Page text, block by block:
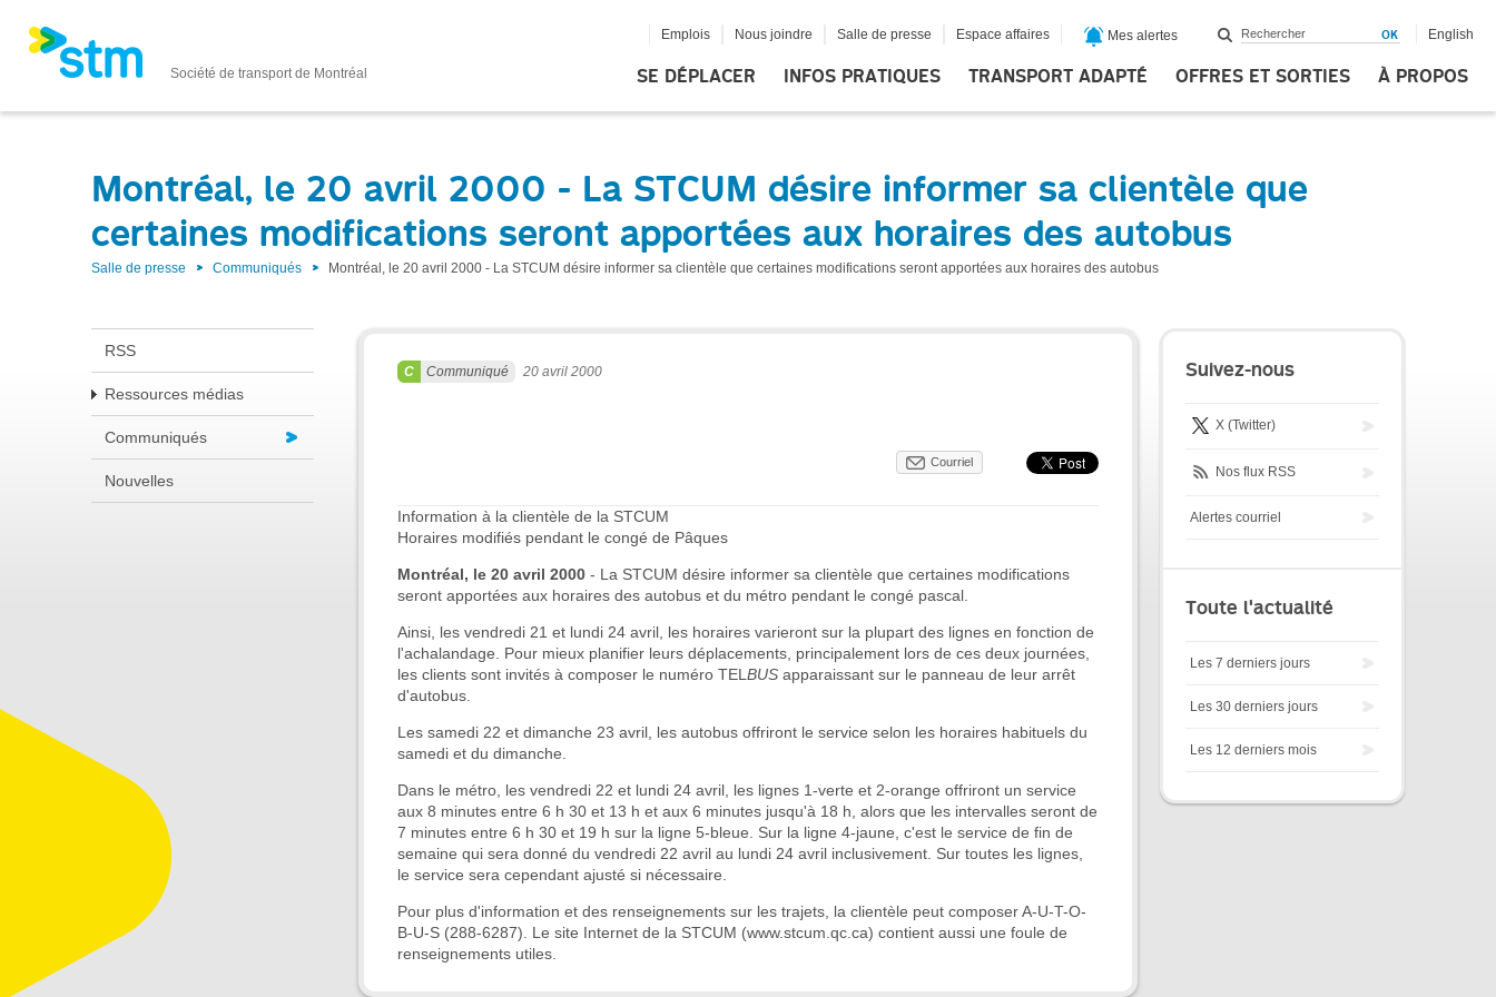
Société de transport de Montréal SE DÉPLACER INFOS PRATIQUES TRANSPORT ADAPTÉ OFFRES ET SORTIES À PROPOS
Emplois Nous joindre Salle de presse Espace affaires Mes alertes English
Montréal, le 20 avril 2000 - La STCUM désire informer sa clientèle que
certaines modifications seront apportées aux horaires des autobus
Salle de presse Communiqués Montréal, le 20 avril 2000 - La STCUM désire informer sa clientèle que certaines modifications seront apportées aux horaires des autobus
RSS
Ressources médias
Communiqués
Nouvelles
Communiqué 20 avril 2000
Courriel
Information à la clientèle de la STCUM
Horaires modifiés pendant le congé de Pâques
Montréal, le 20 avril 2000 - La STCUM désire informer sa clientèle que certaines modifications
seront apportées aux horaires des autobus et du métro pendant le congé pascal.
Ainsi, les vendredi 21 et lundi 24 avril, les horaires varieront sur la plupart des lignes en fonction de
l'achalandage. Pour mieux planifier leurs déplacements, principalement lors de ces deux journées,
les clients sont invités à composer le numéro TEL BUS apparaissant sur le panneau de leur arrêt
d'autobus.
Les samedi 22 et dimanche 23 avril, les autobus offriront le service selon les horaires habituels du
samedi et du dimanche.
Dans le métro, les vendredi 22 et lundi 24 avril, les lignes 1-verte et 2-orange offriront un service
aux 8 minutes entre 6 h 30 et 13 h et aux 6 minutes jusqu'à 18 h, alors que les intervalles seront de
7 minutes entre 6 h 30 et 19 h sur la ligne 5-bleue. Sur la ligne 4-jaune, c'est le service de fin de
semaine qui sera donné du vendredi 22 avril au lundi 24 avril inclusivement. Sur toutes les lignes,
le service sera cependant ajusté si nécessaire.
Pour plus d'information et des renseignements sur les trajets, la clientèle peut composer A-U-T-O-
B-U-S (288-6287). Le site Internet de la STCUM (www.stcum.qc.ca) contient aussi une foule de
renseignements utiles.
Suivez-nous
X (Twitter)
Nos flux RSS
Alertes courriel
Toute l'actualité
Les 7 derniers jours
Les 30 derniers jours
Les 12 derniers mois